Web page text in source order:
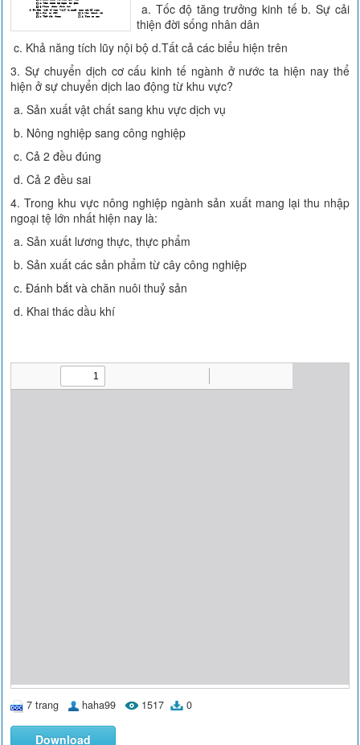
a. Tốc độ tăng trưởng kinh tế b. Sự cải
thiện đời sống nhân dân
c. Khả năng tích lũy nội bộ d.Tất cả các biểu hiện trên
3. Sự chuyển dịch cơ cấu kinh tế ngành ở nước ta hiện nay thể
hiện ở sự chuyển dịch lao động từ khu vực?
a. Sản xuất vật chất sang khu vực dịch vụ
b. Nông nghiệp sang công nghiệp
c. Cả 2 đều đúng
d. Cả 2 đều sai
4. Trong khu vực nông nghiệp ngành sản xuất mang lại thu nhập
ngoại tệ lớn nhất hiện nay là:
a. Sản xuất lương thực, thực phẩm
b. Sản xuất các sản phẩm từ cây công nghiệp
c. Đánh bắt và chăn nuôi thuỷ sản
d. Khai thác dầu khí
7 trang haha99 1517 0
Download